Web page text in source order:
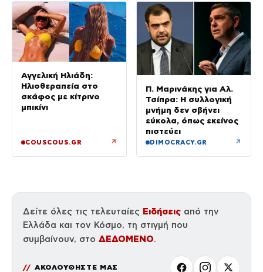
Αγγελική Ηλιάδη:
Ηλιοθεραπεία στο
σκάφος με κίτρινο
μπικίνι
COUSCOUS.GR ↗
Π. Μαρινάκης για Αλ.
Τσίπρα: Η συλλογική
μνήμη δεν σβήνει
εύκολα, όπως εκείνος
πιστεύει
DIMOCRACY.GR ↗
Δείτε όλες τις τελευταίες Ειδήσεις από την
Ελλάδα και τον Κόσμο, τη στιγμή που
συμβαίνουν, στο ΔΕΔΟΜΕΝΟ.
ΑΚΟΛΟΥΘΗΣΤΕ ΜΑΣ